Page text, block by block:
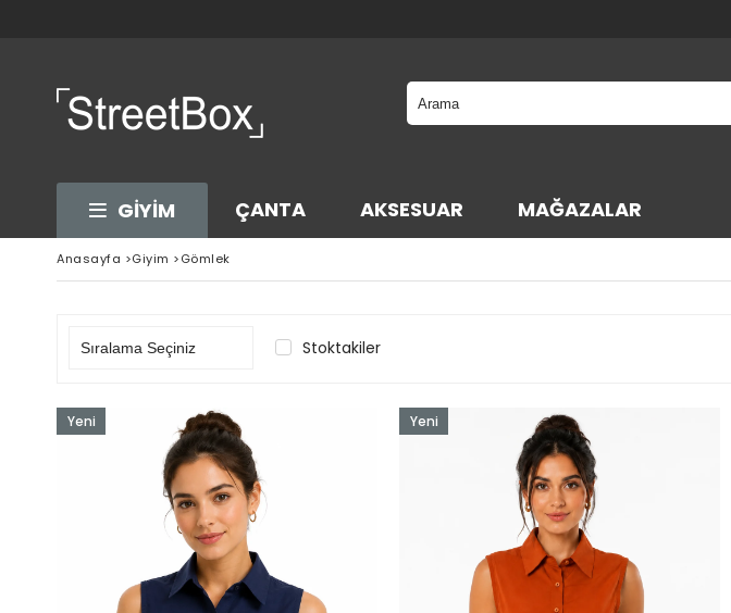
GİYİM ÇANTA AKSESUAR MAĞAZALAR
Anasayfa >Giyim >Gömlek
Stoktakiler
Yeni
Yeni